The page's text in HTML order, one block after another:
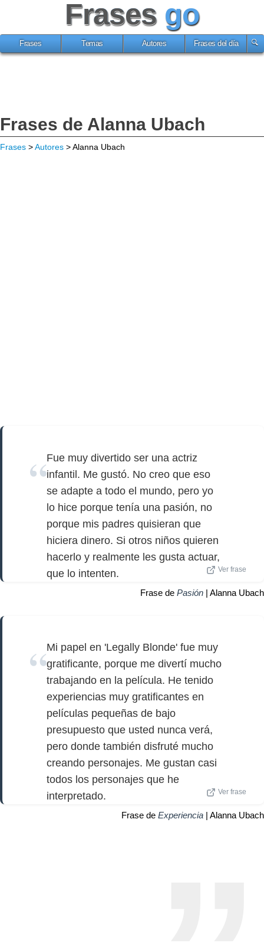
Frases go
Frases Temas Autores Frases del día
Frases de Alanna Ubach
Frases >Autores > Alanna Ubach
Fue muy divertido ser una actriz
infantil. Me gustó. No creo que eso
se adapte a todo el mundo, pero yo
lo hice porque tenía una pasión, no
porque mis padres quisieran que
hiciera dinero. Si otros niños quieren
hacerlo y realmente les gusta actuar,
que lo intenten.
Ver frase
Frase de Pasión | Alanna Ubach
Mi papel en 'Legally Blonde' fue muy
gratificante, porque me divertí mucho
trabajando en la película. He tenido
experiencias muy gratificantes en
películas pequeñas de bajo
presupuesto que usted nunca verá,
pero donde también disfruté mucho
creando personajes. Me gustan casi
todos los personajes que he
interpretado.
Ver frase
Frase de Experiencia | Alanna Ubach